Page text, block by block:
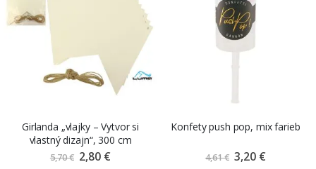
Girlanda „vlajky – Vytvor si
vlastný dizajn“, 300 cm
5,70 € Znížená
cena
2,80 €
Konfety push pop, mix farieb
4,61 € Znížená
cena
3,20 €